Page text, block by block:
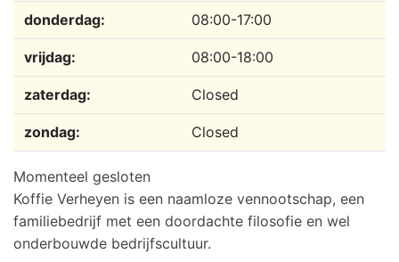
donderdag: 08:00-17:00
vrijdag: 08:00-18:00
zaterdag: Closed
zondag: Closed
Momenteel gesloten
Koffie Verheyen is een naamloze vennootschap, een
familiebedrijf met een doordachte filosofie en wel
onderbouwde bedrijfscultuur.